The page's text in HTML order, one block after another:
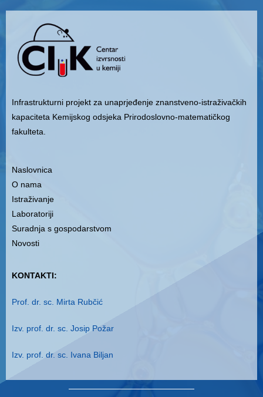
Infrastrukturni projekt za unaprjeđenje znanstveno-istraživačkih
kapaciteta Kemijskog odsjeka Prirodoslovno-matematičkog
fakulteta.
Naslovnica
O nama
Istraživanje
Laboratoriji
Suradnja s gospodarstvom
Novosti
KONTAKTI:
Prof. dr. sc. Mirta Rubčić
Izv. prof. dr. sc. Josip Požar
Izv. prof. dr. sc. Ivana Biljan